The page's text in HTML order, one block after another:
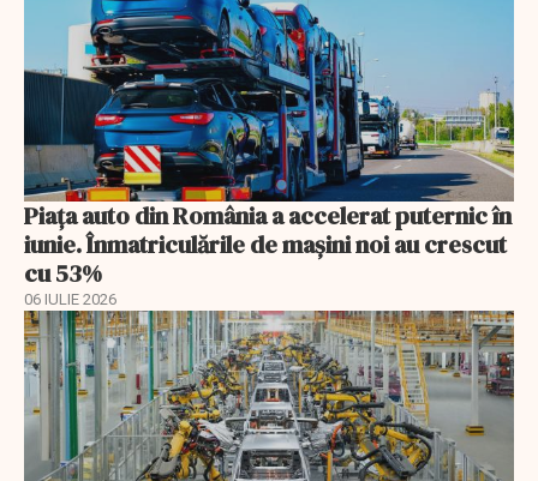
Piața auto din România a accelerat puternic în
iunie. Înmatriculările de mașini noi au crescut
cu 53%
06 IULIE 2026